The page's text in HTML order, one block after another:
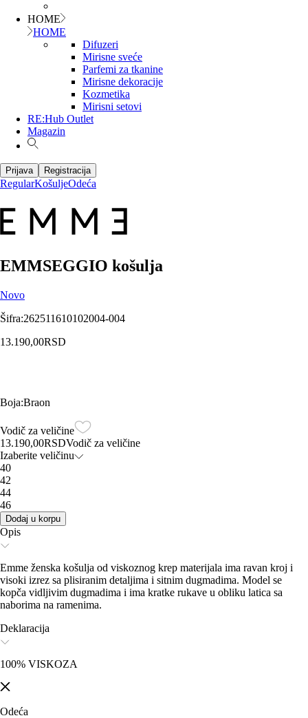
HOME
HOME
Difuzeri
Mirisne sveće
Parfemi za tkanine
Mirisne dekoracije
Kozmetika
Mirisni setovi
RE:Hub Outlet
Magazin
Prijava Registracija
RegularKošuljeOdeća
EMMSEGGIO košulja
Novo
Šifra:262511610102004-004
13.190,00RSD
Boja:Braon
Vodič za veličine
13.190,00RSDVodič za veličine
Izaberite veličinu
40
42
44
46
Dodaj u korpu
Opis
Emme ženska košulja od viskoznog krep materijala ima ravan kroj i
visoki izrez sa plisiranim detaljima i sitnim dugmadima. Model se
kopča vidljivim dugmadima i ima kratke rukave u obliku latica sa
naborima na ramenima.
Deklaracija
100% VISKOZA
Odeća